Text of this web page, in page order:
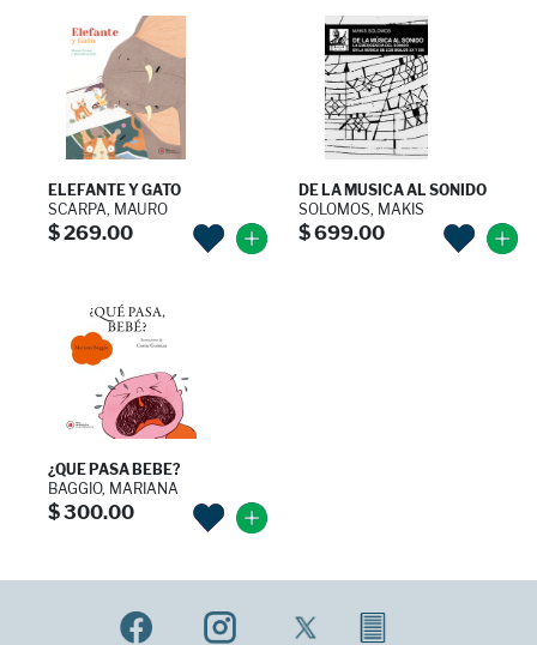
ELEFANTE Y GATO
SCARPA, MAURO
$ 269.00
DE LA MUSICA AL SONIDO
SOLOMOS, MAKIS
$ 699.00
¿QUE PASA BEBE?
BAGGIO, MARIANA
$ 300.00